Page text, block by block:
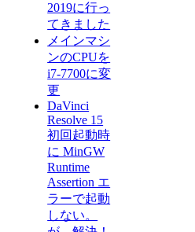
2019に行っ
てきました
メインマシ
ンのCPUを
i7-7700に変
更
DaVinci
Resolve 15
初回起動時
に MinGW
Runtime
Assertion エ
ラーで起動
しない。